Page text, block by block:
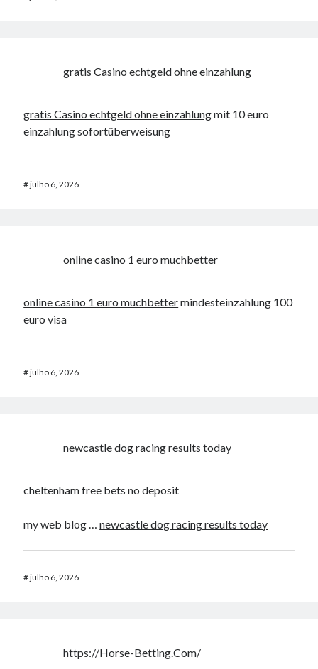
gratis Casino echtgeld ohne einzahlung
gratis Casino echtgeld ohne einzahlungmit 10 euro
einzahlung sofortüberweisung
#julho 6, 2026
online casino 1 euro muchbetter
online casino 1 euro muchbettermindesteinzahlung 100
euro visa
#julho 6, 2026
newcastle dog racing results today​
cheltenham free bets no deposit​
my web blog …newcastle dog racing results today​
#julho 6, 2026
https://Horse-Betting.Com/